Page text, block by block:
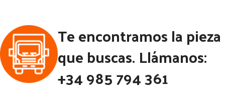
Notas: [VP]DAF 800 130 RG
(4X2) | 02.80 - 02.00
Código Pieza:48490
Ubicación:
Notas: [VP]DAF 2700 280 RG
(4X4) | 01.80 - 12.90
Código Pieza:
Te encontramos la pieza
que buscas. Llámanos:
+34 985 794 361